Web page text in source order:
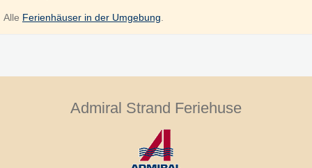
Alle Ferienhäuser in der Umgebung
Admiral Strand Feriehuse